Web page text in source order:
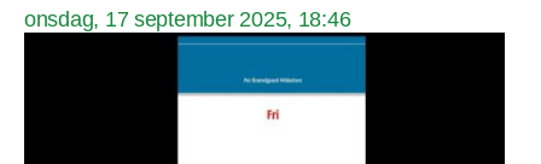
onsdag, 17 september 2025, 18:46